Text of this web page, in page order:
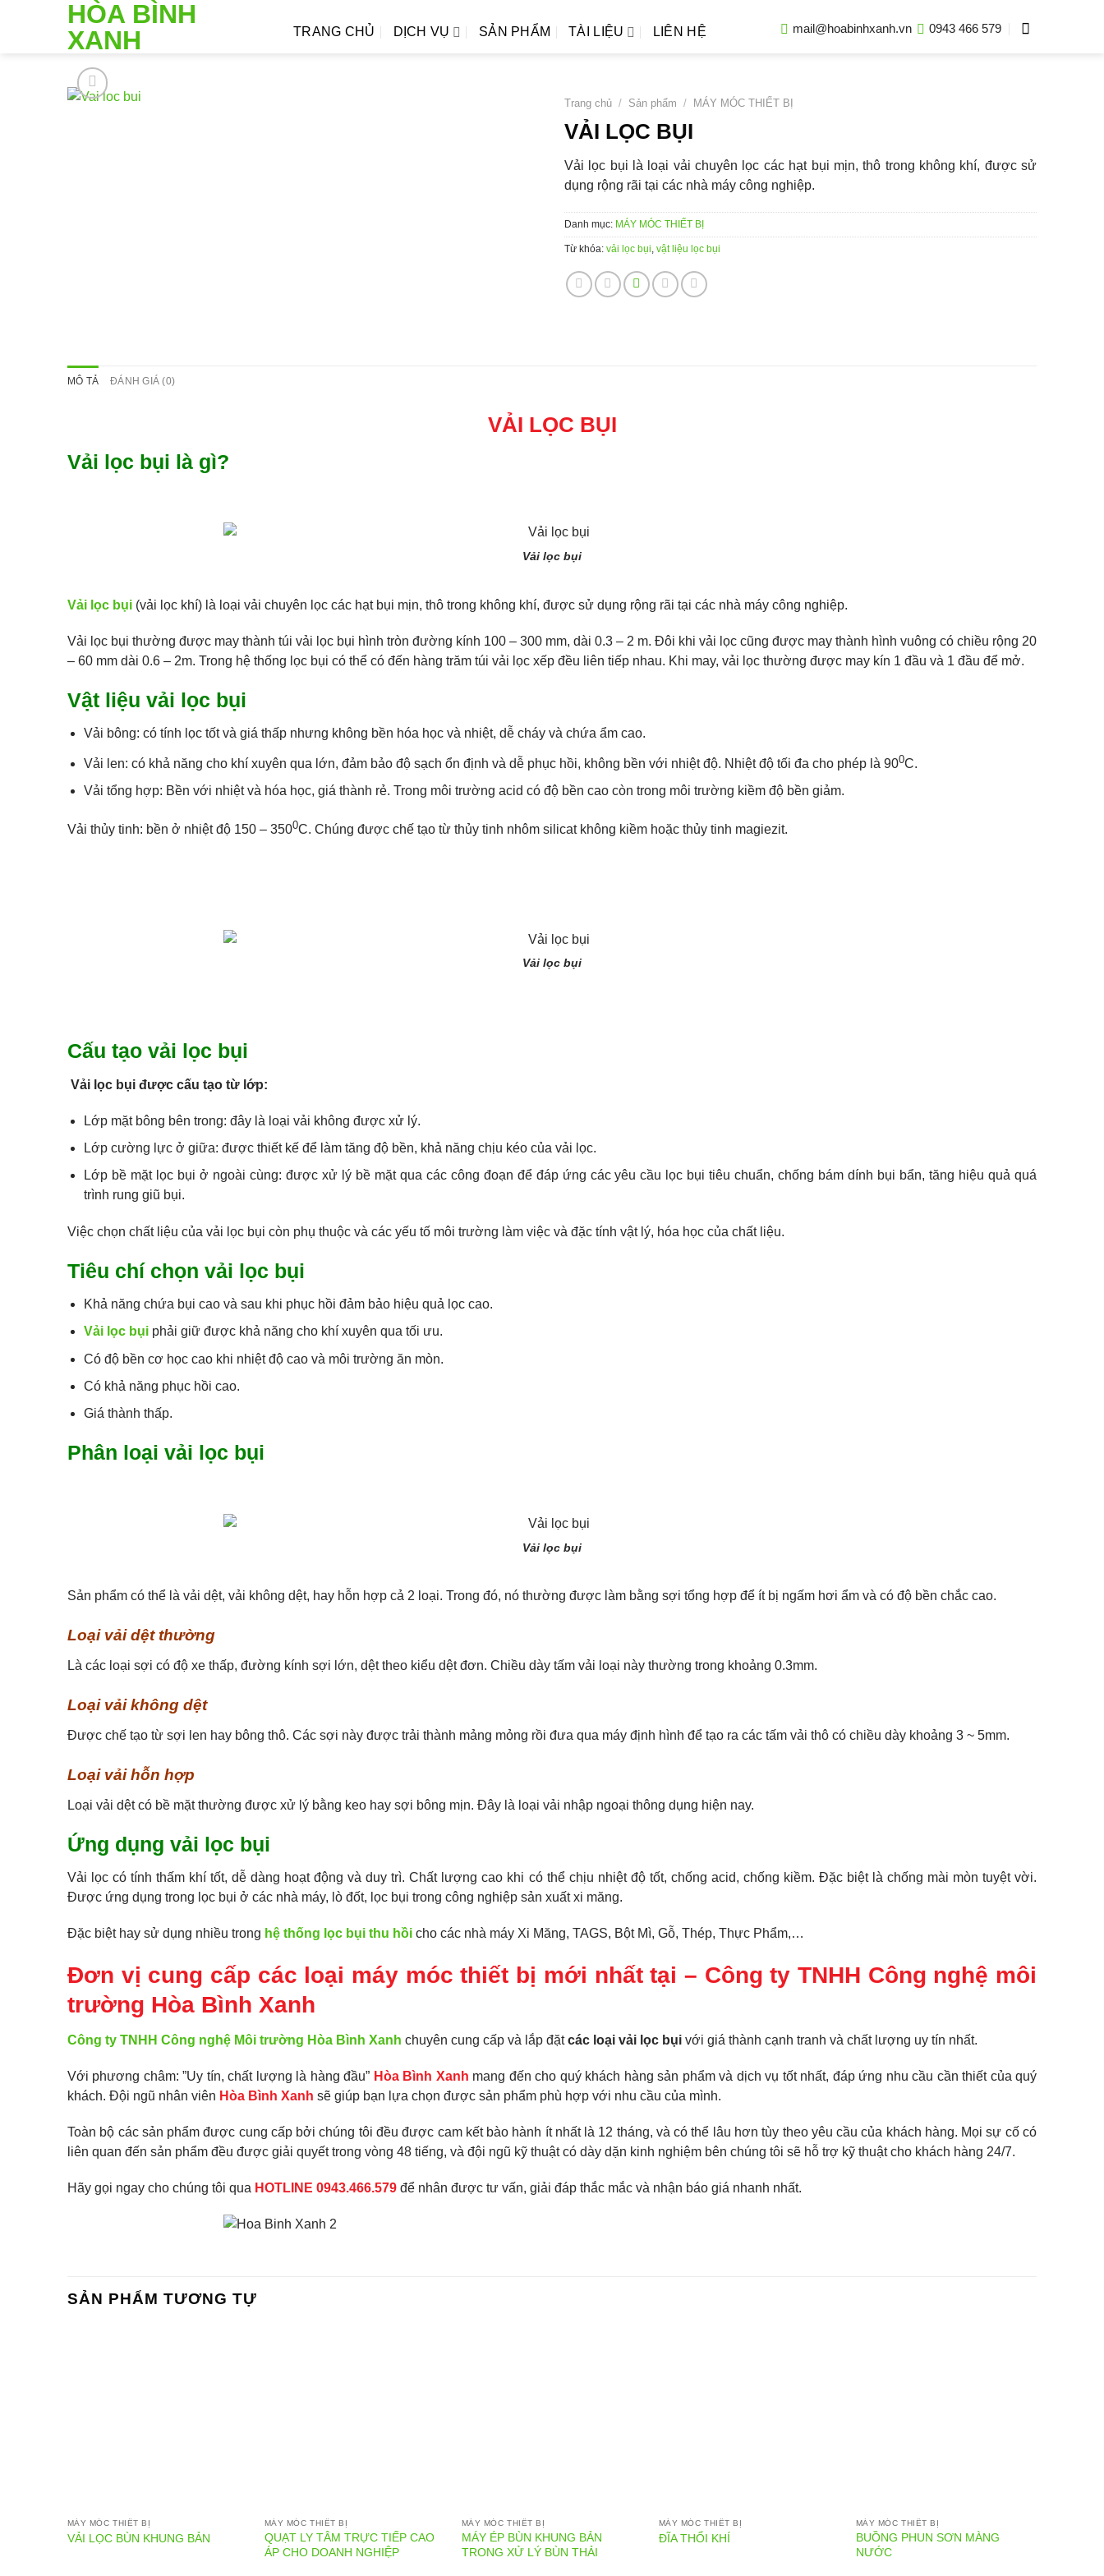
HÒA BÌNH
XANH
TRANG CHỦ DỊCH VỤ SẢN PHẨM TÀI LIỆU LIÊN HỆ mail@hoabinhxanh.vn 0943 466 579
Trang chủ / Sản phẩm / MÁY MÓC THIẾT BỊ
VẢI LỌC BỤI
Vải lọc bụi là loại vải chuyên lọc các hạt bụi mịn, thô trong không khí, được sử
dụng rộng rãi tại các nhà máy công nghiệp.
Danh mục: MÁY MÓC THIẾT BỊ
Từ khóa: vải lọc bụi, vật liệu lọc bụi
MÔ TẢ ĐÁNH GIÁ (0)
VẢI LỌC BỤI
Vải lọc bụi là gì?
Vải lọc bụi
Vải lọc bụi (vải lọc khí) là loại vải chuyên lọc các hạt bụi mịn, thô trong không khí, được sử dụng rộng rãi tại các nhà máy công nghiệp.
Vải lọc bụi thường được may thành túi vải lọc bụi hình tròn đường kính 100 – 300 mm, dài 0.3 – 2 m. Đôi khi vải lọc cũng được may thành hình vuông có chiều rộng 20
– 60 mm dài 0.6 – 2m. Trong hệ thống lọc bụi có thể có đến hàng trăm túi vải lọc xếp đều liên tiếp nhau. Khi may, vải lọc thường được may kín 1 đầu và 1 đầu để mở.
Vật liệu vải lọc bụi
Vải bông: có tính lọc tốt và giá thấp nhưng không bền hóa học và nhiệt, dễ cháy và chứa ẩm cao.
Vải len: có khả năng cho khí xuyên qua lớn, đảm bảo độ sạch ổn định và dễ phục hồi, không bền với nhiệt độ. Nhiệt độ tối đa cho phép là 900C.
Vải tổng hợp: Bền với nhiệt và hóa học, giá thành rẻ. Trong môi trường acid có độ bền cao còn trong môi trường kiềm độ bền giảm.
Vải thủy tinh: bền ở nhiệt độ 150 – 3500C. Chúng được chế tạo từ thủy tinh nhôm silicat không kiềm hoặc thủy tinh magiezit.
Vải lọc bụi
Cấu tạo vải lọc bụi
Vải lọc bụi được cấu tạo từ lớp:
Lớp mặt bông bên trong: đây là loại vải không được xử lý.
Lớp cường lực ở giữa: được thiết kế để làm tăng độ bền, khả năng chịu kéo của vải lọc.
Lớp bề mặt lọc bụi ở ngoài cùng: được xử lý bề mặt qua các công đoạn để đáp ứng các yêu cầu lọc bụi tiêu chuẩn, chống bám dính bụi bẩn, tăng hiệu quả quá
trình rung giũ bụi.
Việc chọn chất liệu của vải lọc bụi còn phụ thuộc và các yếu tố môi trường làm việc và đặc tính vật lý, hóa học của chất liệu.
Tiêu chí chọn vải lọc bụi
Khả năng chứa bụi cao và sau khi phục hồi đảm bảo hiệu quả lọc cao.
Vải lọc bụi phải giữ được khả năng cho khí xuyên qua tối ưu.
Có độ bền cơ học cao khi nhiệt độ cao và môi trường ăn mòn.
Có khả năng phục hồi cao.
Giá thành thấp.
Phân loại vải lọc bụi
Vải lọc bụi
Sản phẩm có thể là vải dệt, vải không dệt, hay hỗn hợp cả 2 loại. Trong đó, nó thường được làm bằng sợi tổng hợp để ít bị ngấm hơi ẩm và có độ bền chắc cao.
Loại vải dệt thường
Là các loại sợi có độ xe thấp, đường kính sợi lớn, dệt theo kiểu dệt đơn. Chiều dày tấm vải loại này thường trong khoảng 0.3mm.
Loại vải không dệt
Được chế tạo từ sợi len hay bông thô. Các sợi này được trải thành mảng mỏng rồi đưa qua máy định hình để tạo ra các tấm vải thô có chiều dày khoảng 3 ~ 5mm.
Loại vải hỗn hợp
Loại vải dệt có bề mặt thường được xử lý bằng keo hay sợi bông mịn. Đây là loại vải nhập ngoại thông dụng hiện nay.
Ứng dụng vải lọc bụi
Vải lọc có tính thấm khí tốt, dễ dàng hoạt động và duy trì. Chất lượng cao khi có thể chịu nhiệt độ tốt, chống acid, chống kiềm. Đặc biệt là chống mài mòn tuyệt vời.
Được ứng dụng trong lọc bụi ở các nhà máy, lò đốt, lọc bụi trong công nghiệp sản xuất xi măng.
Đặc biệt hay sử dụng nhiều trong hệ thống lọc bụi thu hồi cho các nhà máy Xi Măng, TAGS, Bột Mì, Gỗ, Thép, Thực Phẩm,…
Đơn vị cung cấp các loại máy móc thiết bị mới nhất tại – Công ty TNHH Công nghệ môi
trường Hòa Bình Xanh
Công ty TNHH Công nghệ Môi trường Hòa Bình Xanh chuyên cung cấp và lắp đặtcác loại vải lọc bụi với giá thành cạnh tranh và chất lượng uy tín nhất.
Với phương châm: ”Uy tín, chất lượng là hàng đầu” Hòa Bình Xanh mang đến cho quý khách hàng sản phẩm và dịch vụ tốt nhất, đáp ứng nhu cầu cần thiết của quý
khách. Đội ngũ nhân viên Hòa Bình Xanh sẽ giúp bạn lựa chọn được sản phẩm phù hợp với nhu cầu của mình.
Toàn bộ các sản phẩm được cung cấp bởi chúng tôi đều được cam kết bào hành ít nhất là 12 tháng, và có thể lâu hơn tùy theo yêu cầu của khách hàng. Mọi sự cố có
liên quan đến sản phẩm đều được giải quyết trong vòng 48 tiếng, và đội ngũ kỹ thuật có dày dặn kinh nghiệm bên chúng tôi sẽ hỗ trợ kỹ thuật cho khách hàng 24/7.
Hãy gọi ngay cho chúng tôi qua HOTLINE 0943.466.579 để nhân được tư vấn, giải đáp thắc mắc và nhận báo giá nhanh nhất.
SẢN PHẨM TƯƠNG TỰ
MÁY MÓC THIẾT BỊ
VẢI LỌC BÙN KHUNG BẢN
MÁY MÓC THIẾT BỊ
QUẠT LY TÂM TRỰC TIẾP CAO
ÁP CHO DOANH NGHIỆP
MÁY MÓC THIẾT BỊ
MÁY ÉP BÙN KHUNG BẢN
TRONG XỬ LÝ BÙN THẢI
MÁY MÓC THIẾT BỊ
ĐĨA THỔI KHÍ
MÁY MÓC THIẾT BỊ
BUỒNG PHUN SƠN MÀNG
NƯỚC